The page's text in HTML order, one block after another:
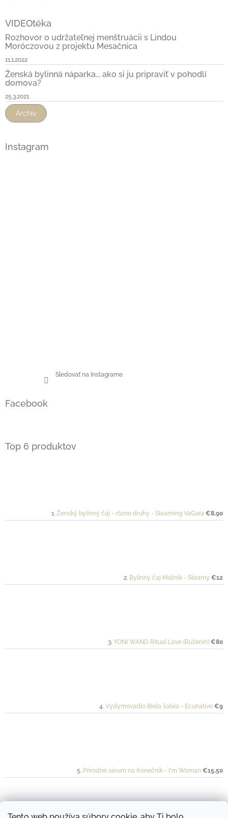
VIDEOtéka
Rozhovor o udržateľnej menštruácii s Lindou
Moróczovou z projektu Mesačnica
11.1.2022
Ženská bylinná náparka... ako si ju pripraviť v pohodlí
domova?
25.3.2021
Archív
Instagram
Sledovať na Instagrame
Facebook
Top 6 produktov
Ženský bylinný čaj - rôzne druhy - Steaming VaGaia €8,90
Bylinný čaj Maliník - Steamy €12
YONI WAND Ritual Love (Ruženín) €80
Vydymovadlo Biela šalvia - Ecunative €9
Prírodné sérum na Konečník - I'm Woman €15,50